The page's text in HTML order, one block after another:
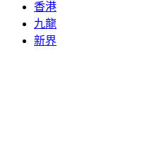
香港
九龍
新界